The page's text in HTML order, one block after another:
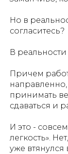
Но в
согласитесь?
В реальности
Причем
принимать
сдаваться и
И это -
легкость».
уже